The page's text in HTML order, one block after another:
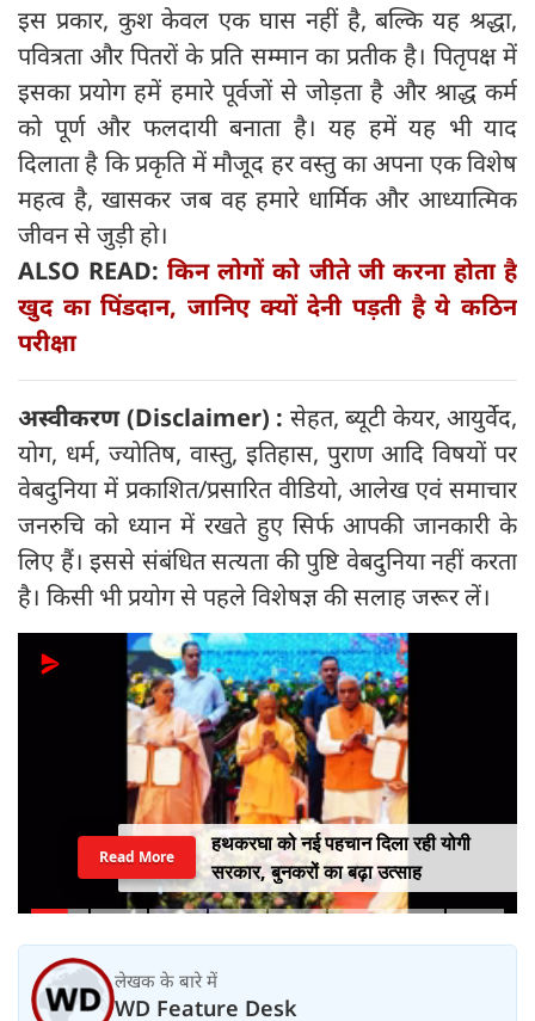
इस प्रकार, कुश केवल एक घास नहीं है, बल्कि यह श्रद्धा,
पवित्रता और पितरों के प्रति सम्मान का प्रतीक है। पितृपक्ष में
इसका प्रयोग हमें हमारे पूर्वजों से जोड़ता है और श्राद्ध कर्म
को पूर्ण और फलदायी बनाता है। यह हमें यह भी याद
दिलाता है कि प्रकृति में मौजूद हर वस्तु का अपना एक विशेष
महत्व है, खासकर जब वह हमारे धार्मिक और आध्यात्मिक
जीवन से जुड़ी हो।
ALSO READ:किन लोगों को जीते जी करना होता है
खुद का पिंडदान, जानिए क्यों देनी पड़ती है ये कठिन
परीक्षा
अस्वीकरण (Disclaimer) : सेहत, ब्यूटी केयर, आयुर्वेद,
योग, धर्म, ज्योतिष, वास्तु, इतिहास, पुराण आदि विषयों पर
वेबदुनिया में प्रकाशित/प्रसारित वीडियो, आलेख एवं समाचार
जनरुचि को ध्यान में रखते हुए सिर्फ आपकी जानकारी के
लिए हैं। इससे संबंधित सत्यता की पुष्टि वेबदुनिया नहीं करता
है। किसी भी प्रयोग से पहले विशेषज्ञ की सलाह जरूर लें।
हथकरघा को नई पहचान दिला रही योगी
सरकार, बुनकरों का बढ़ा उत्साह
Read More
लेखक के बारे में
WD Feature Desk